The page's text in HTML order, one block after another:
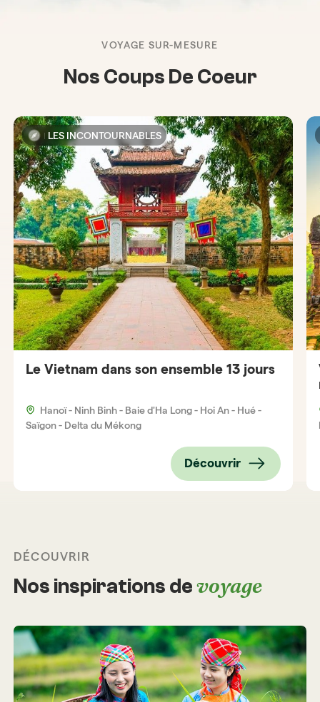
VOYAGE SUR-MESURE
Nos Coups De Coeur
LES INCONTOURNABLES
Le Vietnam dans son ensemble 13 jours
Hanoï - Ninh Binh - Baie d'Ha Long - Hoi An - Hué -
Saïgon - Delta du Mékong
Découvrir
DÉCOUVRIR
Nos inspirations devoyage